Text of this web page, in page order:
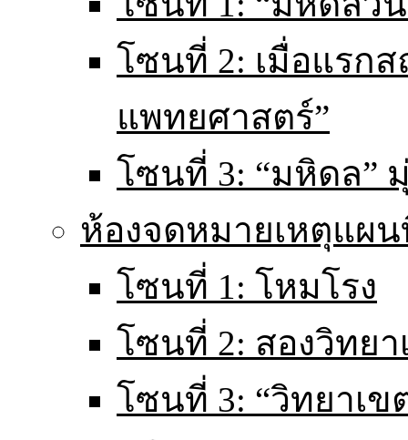
โซนที่ 2: เมื่อแรก
แพทยศาสตร์”
โซนที่ 3: “มหิดล”
ห้องจดหมายเหตุแผ
โซนที่ 1: โหมโรง
โซนที่ 2: สองวิทย
โซนที่ 3: “วิทยาเ